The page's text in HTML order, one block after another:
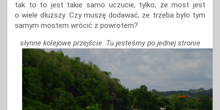
tak to to jest takie samo uczucie, tylko, że most jest
o wiele dłuższy. Czy muszę dodawać, ze trzeba było tym
samym mostem wrócić z powrotem?
słynne kolejowe przejście. Tu jesteśmy po jednej stronie